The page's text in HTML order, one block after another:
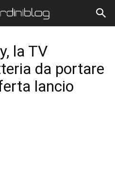
la TV
da portare
lancio